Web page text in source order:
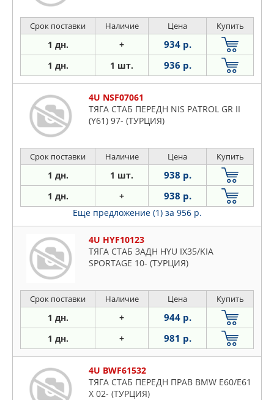
Срок поставки Наличие Цена Купить
1 дн. + 934 р.
1 дн. 1 шт. 936 р.
4U NSF07061
ТЯГA СТАБ ПЕРЕДН NIS PATROL GR II
(Y61) 97- (ТУРЦИЯ)
Срок поставки Наличие Цена Купить
1 дн. 1 шт. 938 р.
1 дн. + 938 р.
Еще предложение (1) за 956 р.
4U HYF10123
ТЯГА СТАБ ЗАДН HYU IX35/KIA
SPORTAGE 10- (ТУРЦИЯ)
Срок поставки Наличие Цена Купить
1 дн. + 944 р.
1 дн. + 981 р.
4U BWF61532
ТЯГА СТАБ ПЕРЕДН ПРАВ BMW E60/E61
X 02- (ТУРЦИЯ)